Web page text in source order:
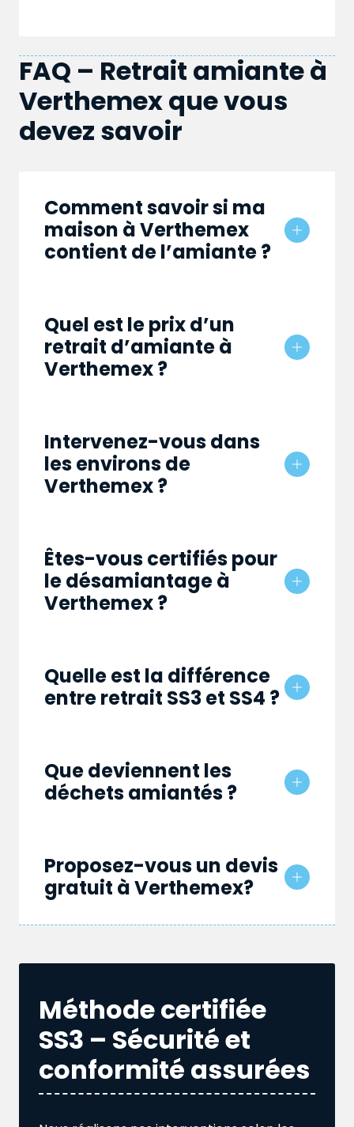
FAQ – Retrait amiante à
Verthemex que vous
devez savoir
Comment savoir si ma
maison à Verthemex
contient de l’amiante ?
Quel est le prix d’un
retrait d’amiante à
Verthemex ?
Intervenez-vous dans
les environs de
Verthemex ?
Êtes-vous certifiés pour
le désamiantage à
Verthemex ?
Quelle est la différence
entre retrait SS3 et SS4 ?
Que deviennent les
déchets amiantés ?
Proposez-vous un devis
gratuit à Verthemex?
Méthode certifiée
SS3 – Sécurité et
conformité assurées